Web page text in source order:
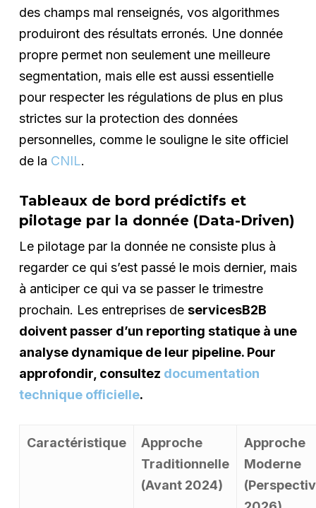
des champs mal renseignés, vos algorithmes
produiront des résultats erronés. Une donnée
propre permet non seulement une meilleure
segmentation, mais elle est aussi essentielle
pour respecter les régulations de plus en plus
strictes sur la protection des données
personnelles, comme le souligne le site officiel
de la CNIL.
Tableaux de bord prédictifs et
pilotage par la donnée (Data-Driven)
Le pilotage par la donnée ne consiste plus à
regarder ce qui s’est passé le mois dernier, mais
à anticiper ce qui va se passer le trimestre
prochain. Les entreprises de servicesB2B
doivent passer d’un reporting statique à une
analyse dynamique de leur pipeline. Pour
approfondir, consultez documentation
technique officielle.
Caractéristique
Approche
Traditionnelle
(Avant 2024)
Approche
Moderne